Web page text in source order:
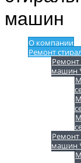
О компании
Ремонт
Ремонт
машин
Ремонт
машин